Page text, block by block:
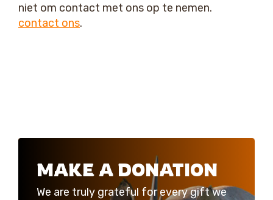
niet om contact met ons op te nemen.
contact ons.
MAKE A DONATION
We are truly grateful for every gift we